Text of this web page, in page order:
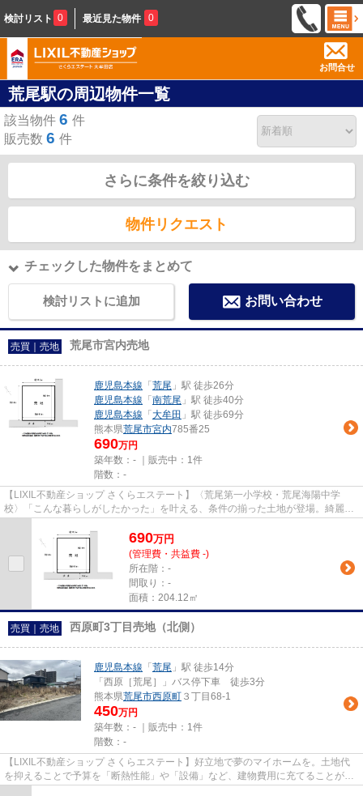
検討リスト 0 最近見た物件 0
お問合せ
荒尾駅の周辺物件一覧
該当物件 6 件
販売数 6 件
さらに条件を絞り込む
物件リクエスト
チェックした物件をまとめて
検討リストに追加 お問い合わせ
売買｜売地 荒尾市宮内売地
鹿児島本線 「 荒尾 」駅 徒歩26分
鹿児島本線 「 南荒尾 」駅 徒歩40分
鹿児島本線 「 大牟田 」駅 徒歩69分
熊本県荒尾市宮内785番25
690万円
築年数：- ｜販売中： 1件
階数：-
【LIXIL不動産ショップ さくらエステート】〈荒尾第一小学校・荒尾海陽中学
校〉「こんな暮らしがしたかった」を叶える、条件の揃った土地が登場。綺麗な
690万円
(管理費・共益費 -)
所在階：-
間取り：-
面積：204.12㎡
売買｜売地 西原町3丁目売地（北側）
鹿児島本線 「 荒尾 」駅 徒歩14分
「西原［荒尾］」バス停下車 徒歩3分
熊本県荒尾市西原町 ３丁目68-1
450万円
築年数：- ｜販売中： 1件
階数：-
【LIXIL不動産ショップ さくらエステート】好立地で夢のマイホームを。土地代
を抑えることで予算を「断熱性能」や「設備」など、建物費用に充てることが可